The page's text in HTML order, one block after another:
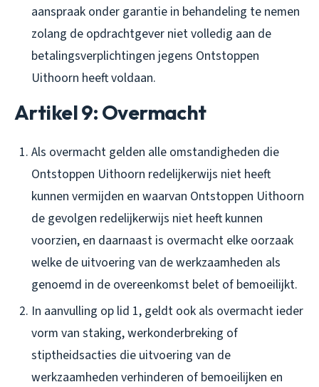
aanspraak onder garantie in behandeling te nemen
zolang de opdrachtgever niet volledig aan de
betalingsverplichtingen jegens Ontstoppen
Uithoorn heeft voldaan.
Artikel 9: Overmacht
Als overmacht gelden alle omstandigheden die
Ontstoppen Uithoorn redelijkerwijs niet heeft
kunnen vermijden en waarvan Ontstoppen Uithoorn
de gevolgen redelijkerwijs niet heeft kunnen
voorzien, en daarnaast is overmacht elke oorzaak
welke de uitvoering van de werkzaamheden als
genoemd in de overeenkomst belet of bemoeilijkt.
In aanvulling op lid 1, geldt ook als overmacht ieder
vorm van staking, werkonderbreking of
stiptheidsacties die uitvoering van de
werkzaamheden verhinderen of bemoeilijken en